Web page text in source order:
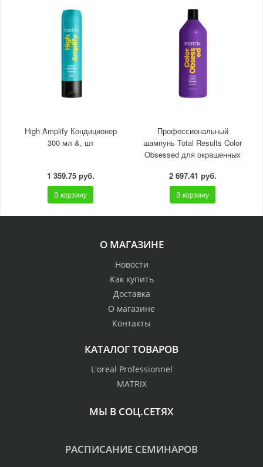
High Amplify Кондиционер
300 мл &, шт
1 359.75 руб.
В корзину
Профессиональный
шампунь Total Results Color
Obsessed для окрашенных
2 697.41 руб.
В корзину
О МАГАЗИНЕ
Новости
Как купить
Доставка
О магазине
Контакты
КАТАЛОГ ТОВАРОВ
L'oreal Professionnel
MATRIX
МЫ В СОЦ.СЕТЯХ
РАСПИСАНИЕ СЕМИНАРОВ